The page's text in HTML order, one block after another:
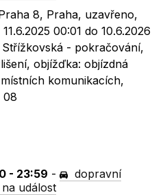
8, Praha, uzavřeno,
00:01 do 10.6.2026
- pokračování,
objížďka: objízdná
komunikacích,
08
- 23:59 -
dopravní
událost